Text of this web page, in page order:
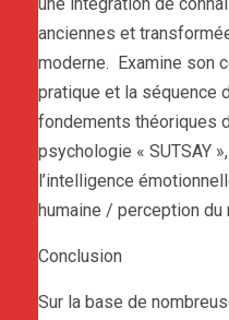
anciennes et
moderne. Examine son
pratique et la séquence
fondements théoriques
psychologie « SUTSAY
l’intelligence
humaine / perception du
Conclusion
Sur la base de